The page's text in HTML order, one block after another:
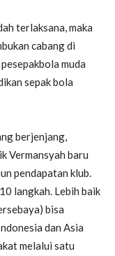
terlaksana, maka
cabang di
muda
sepak bola
berjenjang,
Vermansyah baru
pendapatan klub.
langkah. Lebih baik
bisa
dan Asia
melalui satu